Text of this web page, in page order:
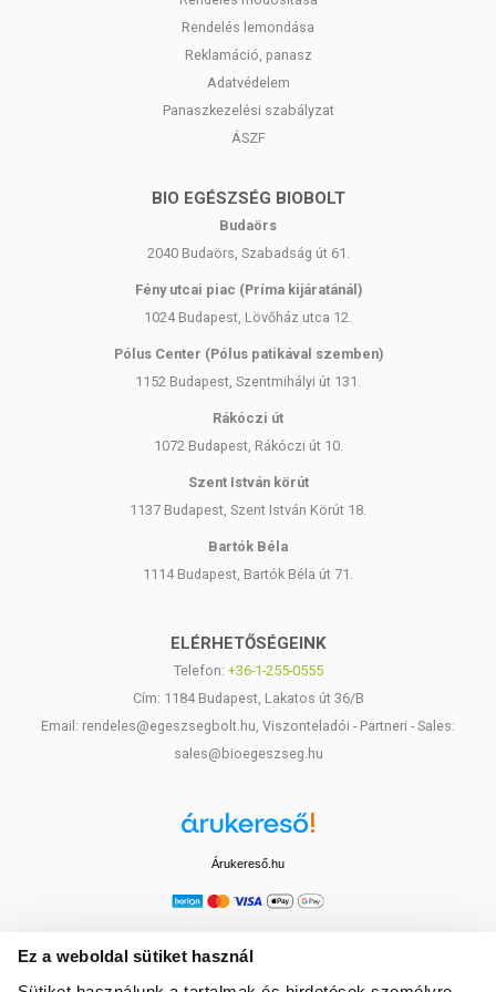
Ez a weboldal sütiket használ
Rendelés lemondása
Reklamáció, panasz
Adatvédelem
Panaszkezelési szabályzat
ÁSZF
BIO EGÉSZSÉG BIOBOLT
Budaörs
2040 Budaörs, Szabadság út 61.
Fény utcai piac (Príma kijáratánál)
1024 Budapest, Lövőház utca 12.
Pólus Center (Pólus patikával szemben)
1152 Budapest, Szentmihályi út 131.
Rákóczi út
1072 Budapest, Rákóczi út 10.
Szent István körút
1137 Budapest, Szent István Körút 18.
Bartók Béla
1114 Budapest, Bartók Béla út 71.
ELÉRHETŐSÉGEINK
Telefon: +36-1-255-0555
Cím: 1184 Budapest, Lakatos út 36/B
Email: rendeles@egeszsegbolt.hu, Viszonteladói - Partneri - Sales:
sales@bioegeszseg.hu
Árukereső.hu